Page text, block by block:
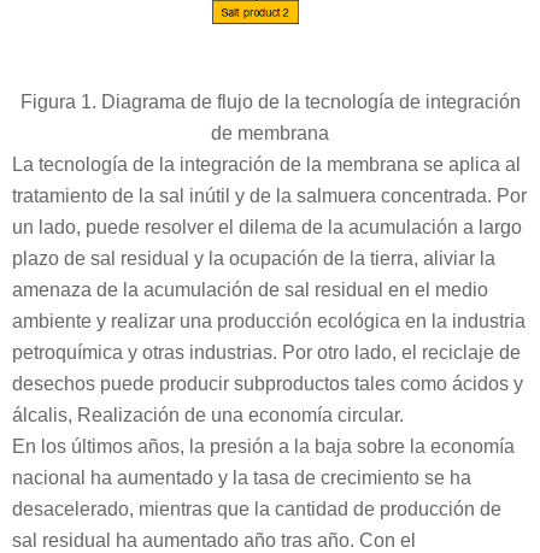
Figura 1. Diagrama de flujo de la tecnología de integración
de membrana
La tecnología de la integración de la membrana se aplica al
tratamiento de la sal inútil y de la salmuera concentrada. Por
un lado, puede resolver el dilema de la acumulación a largo
plazo de sal residual y la ocupación de la tierra, aliviar la
amenaza de la acumulación de sal residual en el medio
ambiente y realizar una producción ecológica en la industria
petroquímica y otras industrias. Por otro lado, el reciclaje de
desechos puede producir subproductos tales como ácidos y
álcalis, Realización de una economía circular.
En los últimos años, la presión a la baja sobre la economía
nacional ha aumentado y la tasa de crecimiento se ha
desacelerado, mientras que la cantidad de producción de
sal residual ha aumentado año tras año. Con el